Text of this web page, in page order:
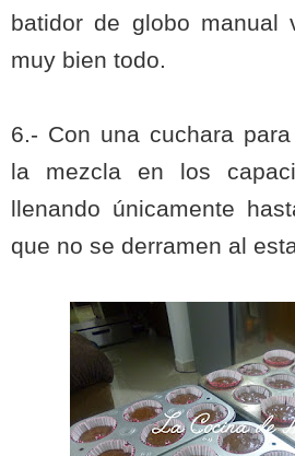
batidor de globo manual
muy bien todo.
6.- Con una cuchara
la mezcla en los
llenando únicamente
que no se derramen al